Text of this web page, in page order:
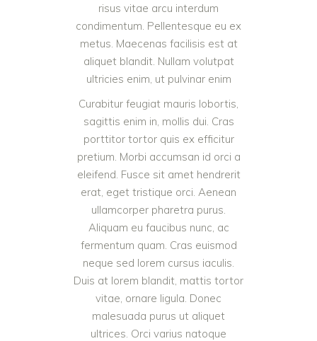
risus vitae arcu interdum
condimentum. Pellentesque eu ex
metus. Maecenas facilisis est at
aliquet blandit. Nullam volutpat
ultricies enim, ut pulvinar enim
Curabitur feugiat mauris lobortis,
sagittis enim in, mollis dui. Cras
porttitor tortor quis ex efficitur
pretium. Morbi accumsan id orci a
eleifend. Fusce sit amet hendrerit
erat, eget tristique orci. Aenean
ullamcorper pharetra purus.
Aliquam eu faucibus nunc, ac
fermentum quam. Cras euismod
neque sed lorem cursus iaculis.
Duis at lorem blandit, mattis tortor
vitae, ornare ligula. Donec
malesuada purus ut aliquet
ultrices. Orci varius natoque